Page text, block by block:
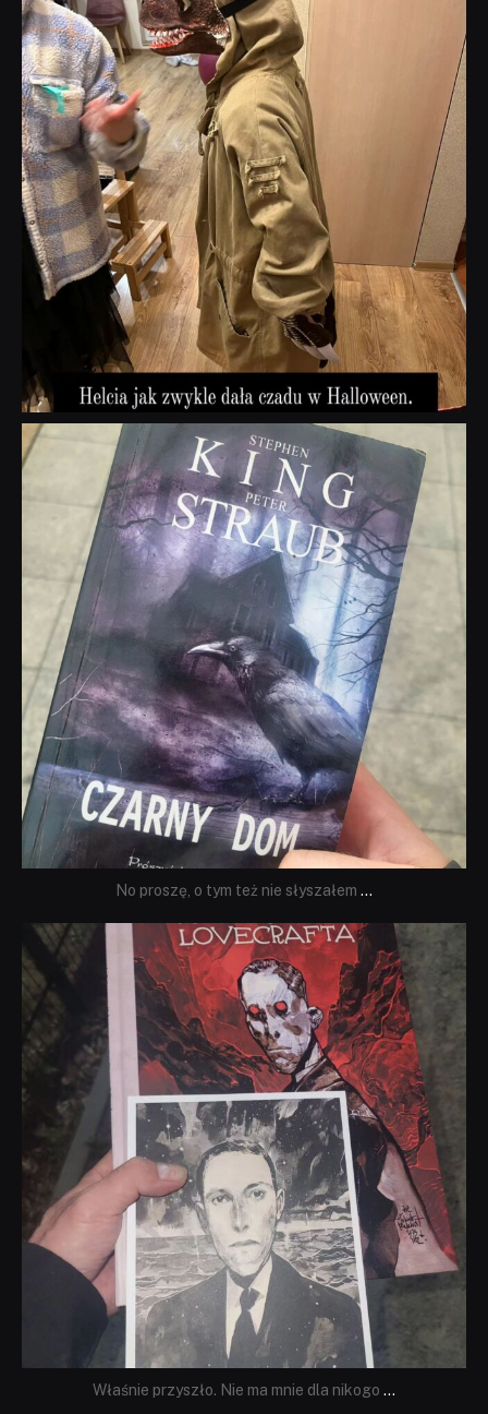
dobryhorror
Wrz 23
No proszę, o tym też nie słyszałem ...
dobryhorror
Wrz 19
Właśnie przyszło. Nie ma mnie dla nikogo ...